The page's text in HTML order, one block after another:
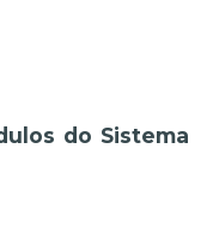
do Sistema